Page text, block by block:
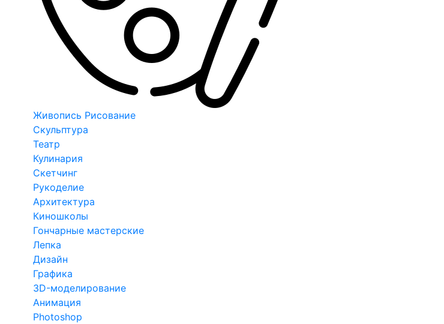
Живопись Рисование
Скульптура
Театр
Кулинария
Скетчинг
Рукоделие
Архитектура
Киношколы
Гончарные мастерские
Лепка
Дизайн
Графика
3D-моделирование
Анимация
Photoshop